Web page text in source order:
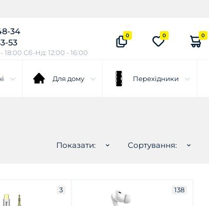
34
53
18:00 Сб-Нд: 12:00 - 16:00
0 0 0
Для дому Перехідники
Показати: Сортування:
3 138